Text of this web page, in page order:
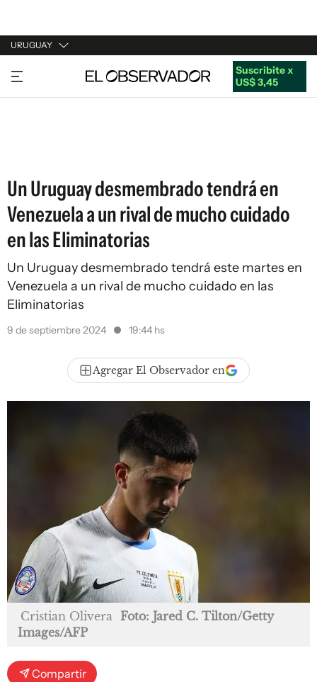
URUGUAY
URUGUAY
ARGENTINA
Suscribite x
US$ 3,45
Un Uruguay desmembrado tendrá en
Venezuela a un rival de mucho cuidado
en las Eliminatorias
Un Uruguay desmembrado tendrá este martes en
Venezuela a un rival de mucho cuidado en las
Eliminatorias
9 de septiembre 2024 19:44 hs
Agregar El Observador en
Cristian Olivera Foto: Jared C. Tilton/Getty
Images/AFP
Compartir